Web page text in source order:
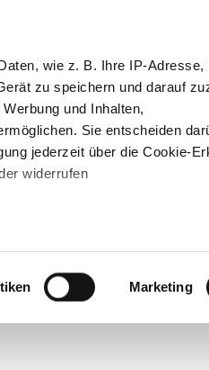
wie z. B. Ihre IP-Adresse,
zu speichern und darauf
und Inhalten,
Sie entscheiden
jederzeit über die Cookie-
widerrufen
(Fingerprinting)
werden, und legen Sie Ihre
Marketing